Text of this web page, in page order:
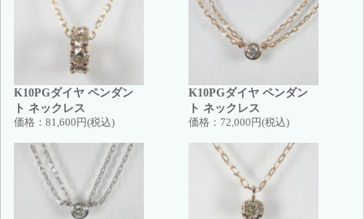
K10PGダイヤ ペンダン
ト ネックレス
価格： 81,600円(税込)
K10PGダイヤ ペンダン
ト ネックレス
価格： 72,000円(税込)